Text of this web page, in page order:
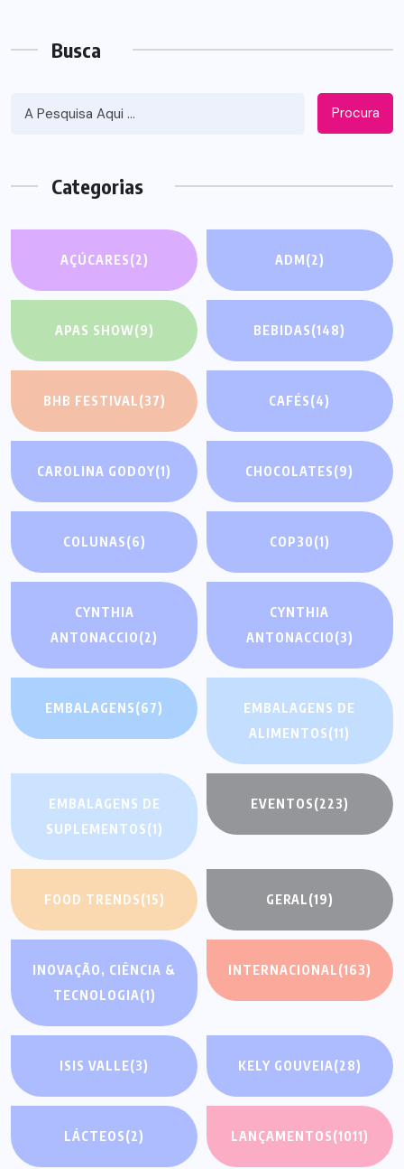
Busca
Procura
Categorias
AÇÚCARES(2) ADM(2)
APAS SHOW(9) BEBIDAS(148)
BHB FESTIVAL(37) CAFÉS(4)
CAROLINA GODOY(1) CHOCOLATES(9)
COLUNAS(6) COP30(1)
CYNTHIA
ANTONACCIO(2)
CYNTHIA
ANTONACCIO(3)
EMBALAGENS(67)
EMBALAGENS DE
ALIMENTOS(11)
EMBALAGENS DE
SUPLEMENTOS(1)
EVENTOS(223)
FOOD TRENDS(15) GERAL(19)
INOVAÇÃO, CIÊNCIA &
TECNOLOGIA(1)
INTERNACIONAL(163)
ISIS VALLE(3) KELY GOUVEIA(28)
LÁCTEOS(2) LANÇAMENTOS(1011)